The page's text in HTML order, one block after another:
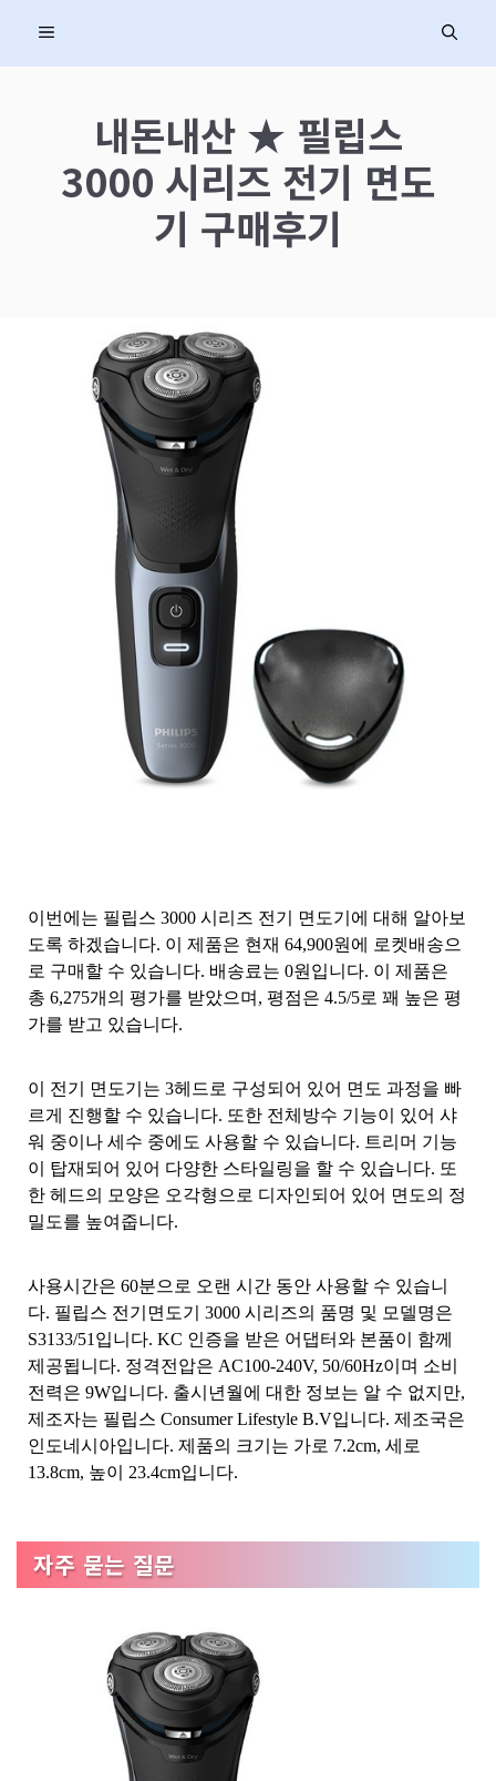
MENU
내돈내산 ★ 필립스
3000 시리즈 전기 면도
기 구매후기
이번에는 필립스 3000 시리즈 전기 면도기에 대해 알아보
도록 하겠습니다. 이 제품은 현재 64,900원에 로켓배송으
로 구매할 수 있습니다. 배송료는 0원입니다. 이 제품은
총 6,275개의 평가를 받았으며, 평점은 4.5/5로 꽤 높은 평
가를 받고 있습니다.
이 전기 면도기는 3헤드로 구성되어 있어 면도 과정을 빠
르게 진행할 수 있습니다. 또한 전체방수 기능이 있어 샤
워 중이나 세수 중에도 사용할 수 있습니다. 트리머 기능
이 탑재되어 있어 다양한 스타일링을 할 수 있습니다. 또
한 헤드의 모양은 오각형으로 디자인되어 있어 면도의 정
밀도를 높여줍니다.
사용시간은 60분으로 오랜 시간 동안 사용할 수 있습니
다. 필립스 전기면도기 3000 시리즈의 품명 및 모델명은
S3133/51입니다. KC 인증을 받은 어댑터와 본품이 함께
제공됩니다. 정격전압은 AC100-240V, 50/60Hz이며 소비
전력은 9W입니다. 출시년월에 대한 정보는 알 수 없지만,
제조자는 필립스 Consumer Lifestyle B.V입니다. 제조국은
인도네시아입니다. 제품의 크기는 가로 7.2cm, 세로
13.8cm, 높이 23.4cm입니다.
자주 묻는 질문